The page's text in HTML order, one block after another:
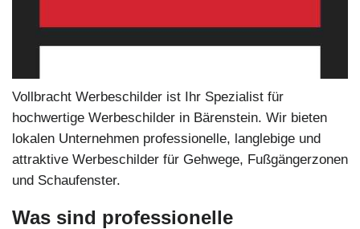
Vollbracht Werbeschilder ist Ihr Spezialist für
hochwertige Werbeschilder in Bärenstein. Wir bieten
lokalen Unternehmen professionelle, langlebige und
attraktive Werbeschilder für Gehwege, Fußgängerzonen
und Schaufenster.
Was sind professionelle